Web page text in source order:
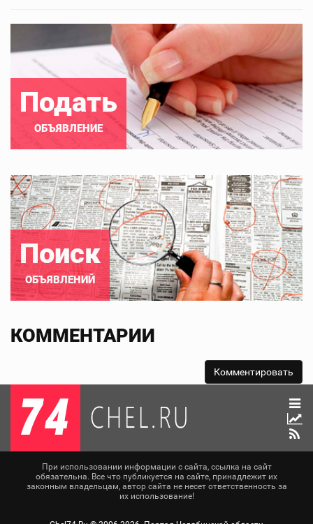
Подать
ОБЪЯВЛЕНИЕ
Поиск
ОБЪЯВЛЕНИЙ
КОММЕНТАРИИ
При использовании информации с сайта, ссылка на сайт
обязательна. Все что публикуется на сайте, принадлежит их
законным владельцам, автор сайта не несет ответственность за
их использование!